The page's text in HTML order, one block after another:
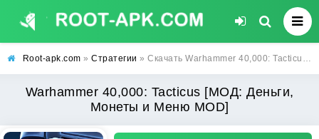
Root-apk.com » Стратегии » Скачать Warhammer 40,000: Tacticus [МОД: Деньги, Монеты и Меню MOD] | Взлом Warhammer 40,000: Tacticus на Андроид
Warhammer 40,000: Tacticus [МОД: Деньги,
Монеты и Меню MOD]